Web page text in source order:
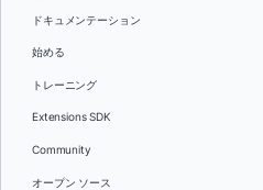
ドキュメンテーション
始める
トレーニング
Extensions SDK
Community
オープン ソース